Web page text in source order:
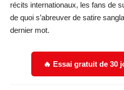
récits internationaux, les fans de
de quoi s’abreuver de satire
dernier mot.
🔥 Essai gratuit de 30